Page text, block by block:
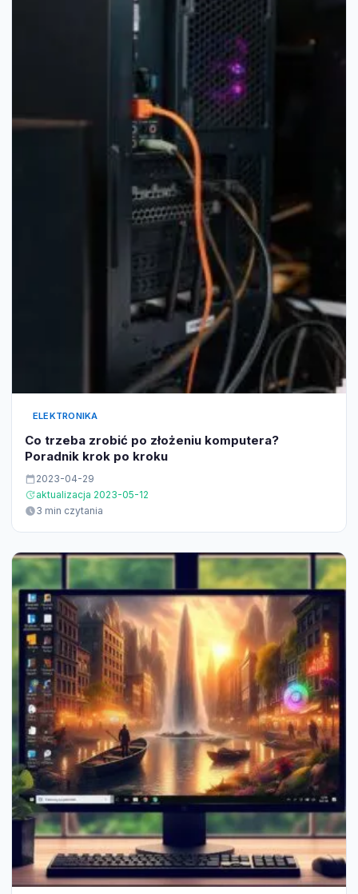
ELEKTRONIKA
Co trzeba zrobić po złożeniu komputera?
Poradnik krok po kroku
2023-04-29
aktualizacja 2023-05-12
3 min czytania